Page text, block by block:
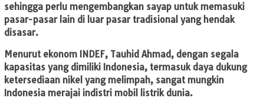
sehingga perlu mengembangkan sayap untuk memasuki
pasar-pasar lain di luar pasar tradisional yang hendak
disasar.
Menurut ekonom INDEF, Tauhid Ahmad, dengan segala
kapasitas yang dimiliki Indonesia, termasuk daya dukung
ketersediaan nikel yang melimpah, sangat mungkin
Indonesia merajai indistri mobil listrik dunia.